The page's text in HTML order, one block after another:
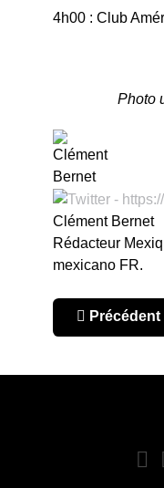
4h00 : Club
Photo
Clément Bernet
Rédacteur
mexicano FR.
Article
Précédent